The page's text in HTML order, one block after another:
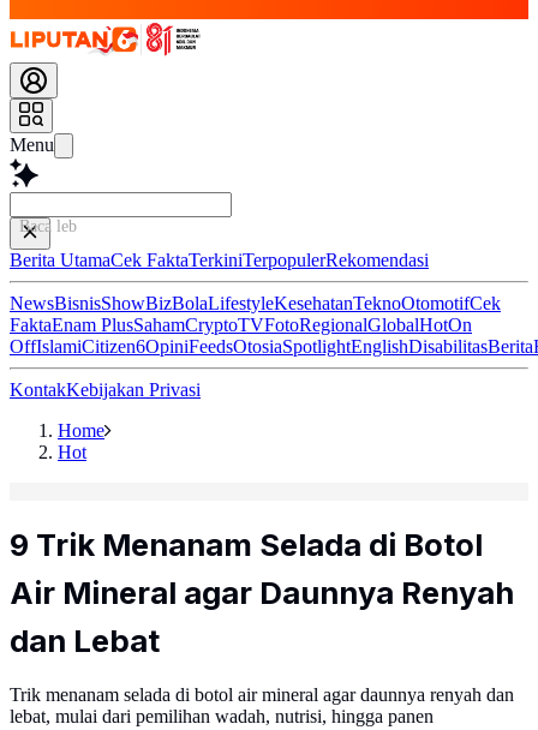
Menu
Baca lebih cepat...
Berita UtamaCek FaktaTerkiniTerpopulerRekomendasi
NewsBisnisShowBizBolaLifestyleKesehatanTeknoOtomotifCek
FaktaEnam PlusSahamCryptoTVFotoRegionalGlobalHotOn
OffIslamiCitizen6OpiniFeedsOtosiaSpotlightEnglishDisabilitasBerita
KontakKebijakan Privasi
Home
Hot
9 Trik Menanam Selada di Botol
Air Mineral agar Daunnya Renyah
dan Lebat
Trik menanam selada di botol air mineral agar daunnya renyah dan
lebat, mulai dari pemilihan wadah, nutrisi, hingga panen